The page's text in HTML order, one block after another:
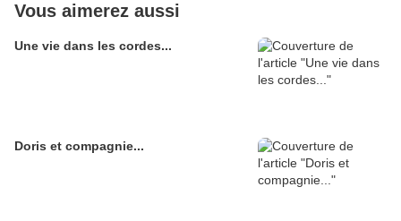
Vous aimerez aussi
Une vie dans les cordes...
Doris et compagnie...